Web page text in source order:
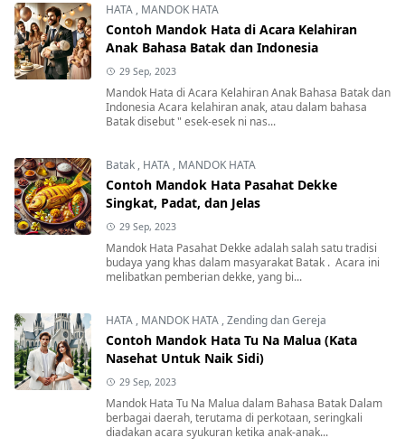
HATA , MANDOK HATA
Contoh Mandok Hata di Acara Kelahiran
Anak Bahasa Batak dan Indonesia
29 Sep, 2023
Mandok Hata di Acara Kelahiran Anak Bahasa Batak dan
Indonesia Acara kelahiran anak, atau dalam bahasa
Batak disebut " esek-esek ni nas...
Batak , HATA , MANDOK HATA
Contoh Mandok Hata Pasahat Dekke
Singkat, Padat, dan Jelas
29 Sep, 2023
Mandok Hata Pasahat Dekke adalah salah satu tradisi
budaya yang khas dalam masyarakat Batak . Acara ini
melibatkan pemberian dekke, yang bi...
HATA , MANDOK HATA ,Zending dan Gereja
Contoh Mandok Hata Tu Na Malua (Kata
Nasehat Untuk Naik Sidi)
29 Sep, 2023
Mandok Hata Tu Na Malua dalam Bahasa Batak Dalam
berbagai daerah, terutama di perkotaan, seringkali
diadakan acara syukuran ketika anak-anak...